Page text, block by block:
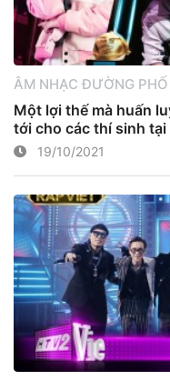
ÂM NHẠC ĐƯỜNG PHỐ
Một lợi thế mà huấn
tới cho các thí sinh tại
19/10/2021